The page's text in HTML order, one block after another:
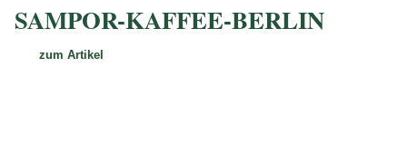
SAMPOR-KAFFEE-BERLIN
zum Artikel